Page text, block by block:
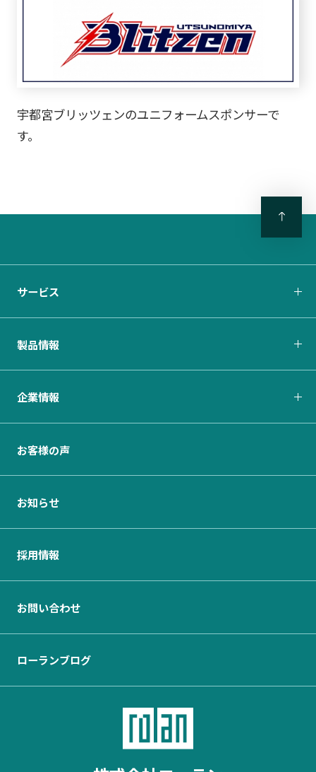
宇都宮ブリッツェンのユニフォームスポンサーで
す。
サービス
製品情報
企業情報
お客様の声
お知らせ
採用情報
お問い合わせ
ローランブログ